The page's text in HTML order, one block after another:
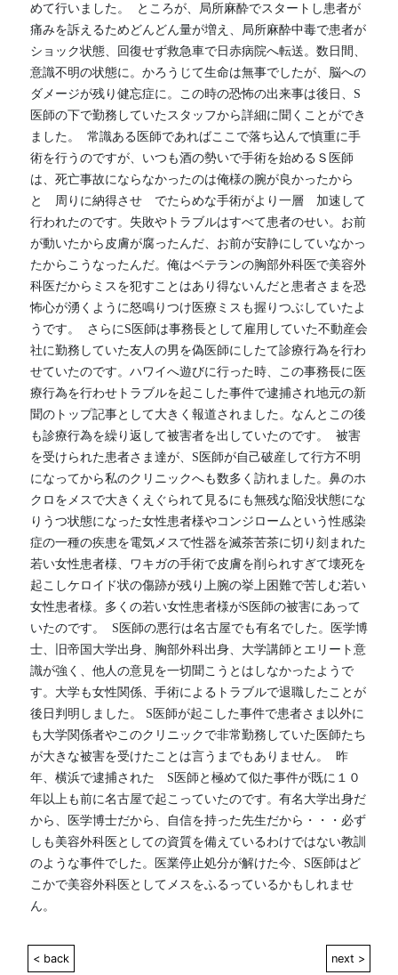
めて行いました。  ところが、局所麻酔でスタートし患者が
痛みを訴えるためどんどん量が増え、局所麻酔中毒で患者が
ショック状態、回復せず救急車で日赤病院へ転送。数日間、
意識不明の状態に。かろうじて生命は無事でしたが、脳への
ダメージが残り健忘症に。この時の恐怖の出来事は後日、S
医師の下で勤務していたスタッフから詳細に聞くことができ
ました。  常識ある医師であればここで落ち込んで慎重に手
術を行うのですが、いつも酒の勢いで手術を始めるＳ医師
は、死亡事故にならなかったのは俺様の腕が良かったから
と　周りに納得させ　でたらめな手術がより一層　加速して
行われたのです。失敗やトラブルはすべて患者のせい。お前
が動いたから皮膚が腐ったんだ、お前が安静にしていなかっ
たからこうなったんだ。俺はベテランの胸部外科医で美容外
科医だからミスを犯すことはあり得ないんだと患者さまを恐
怖心が湧くように怒鳴りつけ医療ミスも握りつぶしていたよ
うです。  さらにS医師は事務長として雇用していた不動産会
社に勤務していた友人の男を偽医師にしたて診療行為を行わ
せていたのです。ハワイへ遊びに行った時、この事務長に医
療行為を行わせトラブルを起こした事件で逮捕され地元の新
聞のトップ記事として大きく報道されました。なんとこの後
も診療行為を繰り返して被害者を出していたのです。  被害
を受けられた患者さま達が、S医師が自己破産して行方不明
になってから私のクリニックへも数多く訪れました。鼻のホ
クロをメスで大きくえぐられて見るにも無残な陥没状態にな
りうつ状態になった女性患者様やコンジロームという性感染
症の一種の疾患を電気メスで性器を滅茶苦茶に切り刻まれた
若い女性患者様、ワキガの手術で皮膚を削られすぎて壊死を
起こしケロイド状の傷跡が残り上腕の挙上困難で苦しむ若い
女性患者様。多くの若い女性患者様がS医師の被害にあって
いたのです。  S医師の悪行は名古屋でも有名でした。医学博
士、旧帝国大学出身、胸部外科出身、大学講師とエリート意
識が強く、他人の意見を一切聞こうとはしなかったようで
す。大学も女性関係、手術によるトラブルで退職したことが
後日判明しました。 S医師が起こした事件で患者さま以外に
も大学関係者やこのクリニックで非常勤務していた医師たち
が大きな被害を受けたことは言うまでもありません。  昨
年、横浜で逮捕された　S医師と極めて似た事件が既に１０
年以上も前に名古屋で起こっていたのです。有名大学出身だ
から、医学博士だから、自信を持った先生だから・・・必ず
しも美容外科医としての資質を備えているわけではない教訓
のような事件でした。医業停止処分が解けた今、S医師はど
こかで美容外科医としてメスをふるっているかもしれませ
ん。
< back next >